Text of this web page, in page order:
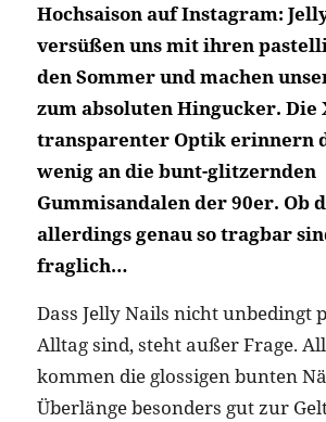
Hochsaison auf Instagram:
versüßen uns mit ihren
den Sommer und machen
zum absoluten Hingucker. Die
transparenter Optik erinnern
wenig an die bunt-glitzernden
Gummisandalen der 90er. Ob
allerdings genau so tragbar
fraglich…
Dass Jelly Nails nicht unbedingt
Alltag sind, steht außer Frage.
kommen die glossigen bunten
Überlänge besonders gut zur